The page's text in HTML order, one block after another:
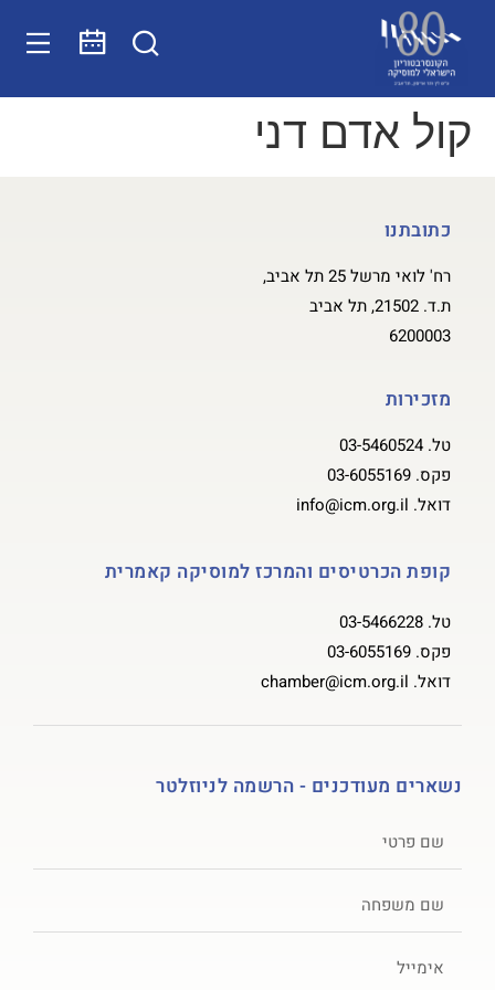
קול אדם דני
כתובתנו
רח' לואי מרשל 25 תל אביב,
ת.ד. 21502, תל אביב
6200003
מזכירות
טל. 03-5460524
פקס. 03-6055169
דואל. info@icm.org.il
קופת הכרטיסים והמרכז למוסיקה קאמרית
טל. 03-5466228
פקס. 03-6055169
דואל. chamber@icm.org.il
נשארים מעודכנים - הרשמה לניוזלטר